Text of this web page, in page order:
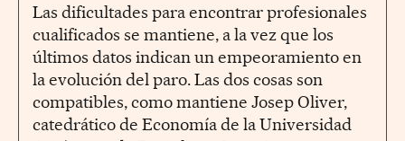
Las dificultades para encontrar profesionales
cualificados se mantiene, a la vez que los
últimos datos indican un empeoramiento en
la evolución del paro. Las dos cosas son
compatibles, como mantiene Josep Oliver,
catedrático de Economía de la Universidad